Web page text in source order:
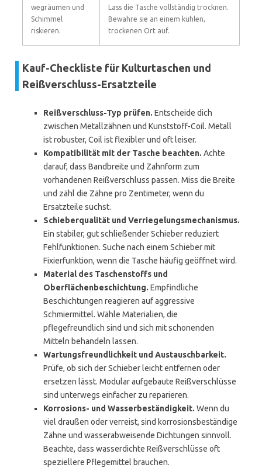
wegräumen und
Schimmel
riskieren.
Lass die Tasche vollständig trocknen.
Bewahre sie an einem kühlen,
trockenen Ort auf.
Kauf-Checkliste für Kulturtaschen und
Reißverschluss-Ersatzteile
Reißverschluss-Typ prüfen. Entscheide dich
zwischen Metallzähnen und Kunststoff-Coil. Metall
ist robuster, Coil ist flexibler und oft leiser.
Kompatibilität mit der Tasche beachten. Achte
darauf, dass Bandbreite und Zahnform zum
vorhandenen Reißverschluss passen. Miss die Breite
und zähl die Zähne pro Zentimeter, wenn du
Ersatzteile suchst.
Schieberqualität und Verriegelungsmechanismus.
Ein stabiler, gut schließender Schieber reduziert
Fehlfunktionen. Suche nach einem Schieber mit
Fixierfunktion, wenn die Tasche häufig geöffnet wird.
Material des Taschenstoffs und
Oberflächenbeschichtung. Empfindliche
Beschichtungen reagieren auf aggressive
Schmiermittel. Wähle Materialien, die
pflegefreundlich sind und sich mit schonenden
Mitteln behandeln lassen.
Wartungsfreundlichkeit und Austauschbarkeit.
Prüfe, ob sich der Schieber leicht entfernen oder
ersetzen lässt. Modular aufgebaute Reißverschlüsse
sind unterwegs einfacher zu reparieren.
Korrosions- und Wasserbeständigkeit. Wenn du
viel draußen oder verreist, sind korrosionsbeständige
Zähne und wasserabweisende Dichtungen sinnvoll.
Beachte, dass wasserdichte Reißverschlüsse oft
speziellere Pflegemittel brauchen.